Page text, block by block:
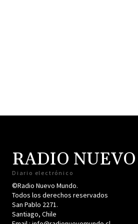
RADIO
Diario electrónico
©Radio Nuevo Mundo.
Todos los derechos reservados
San Pablo 2271.
Santiago, Chile